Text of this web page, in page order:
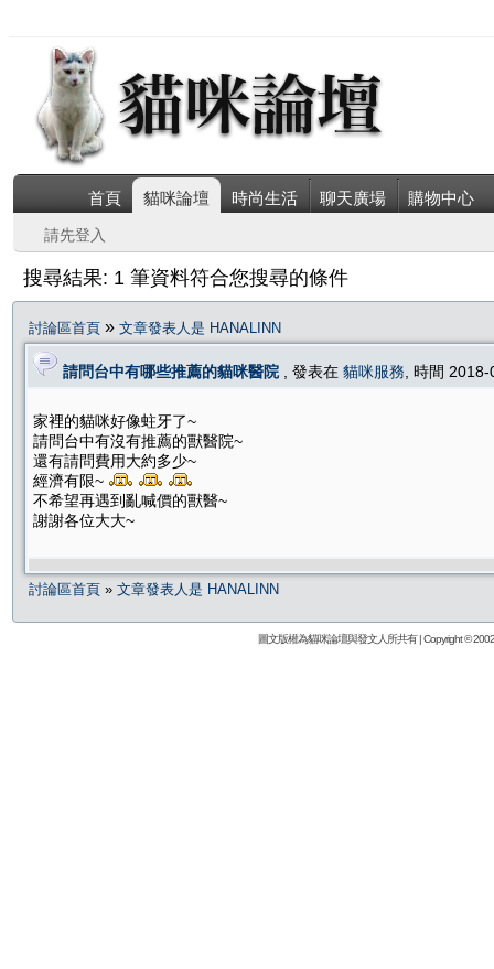
首頁 貓咪論壇 時尚生活 聊天廣場 購物中心
請先登入
搜尋結果: 1 筆資料符合您搜尋的條件
討論區首頁 » 文章發表人是 HANALINN
請問台中有哪些推薦的貓咪醫院 , 發表在 貓咪服務 , 時間
家裡的貓咪好像蛀牙了~
請問台中有沒有推薦的獸醫院~
還有請問費用大約多少~
經濟有限~
不希望再遇到亂喊價的獸醫~
謝謝各位大大~
討論區首頁 » 文章發表人是 HANALINN
圖文版權為貓咪論壇與發文人所共有 | Copyright ©